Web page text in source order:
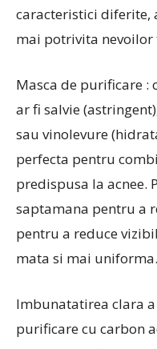
caracteristici diferite,
mai potrivita nevoilor
Masca de purificare :
ar fi salvie
sau vinolevure
perfecta pentru
predispusa la acnee.
saptamana pentru a
pentru a reduce
mata si mai uniforma.
Imbunatatirea clara
purificare cu carbon